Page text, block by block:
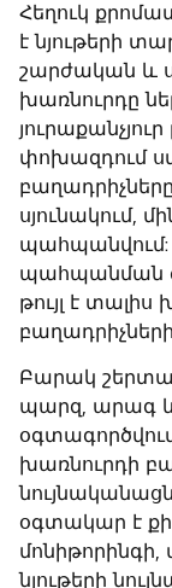
Հեղուկ
է նյութերի
շարժական և
խառնուրդը
փոխազդում
սյունակում,
պահպանման
թույլ է
Բարակ
պարզ, արագ և
խառնուրդի
օգտակար է
նյութերի